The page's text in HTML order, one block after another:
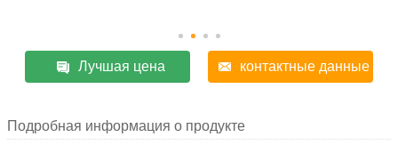
Лучшая цена контактные данные
Подробная информация о продукте